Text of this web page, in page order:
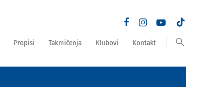
Propisi Takmičenja Klubovi Kontakt search